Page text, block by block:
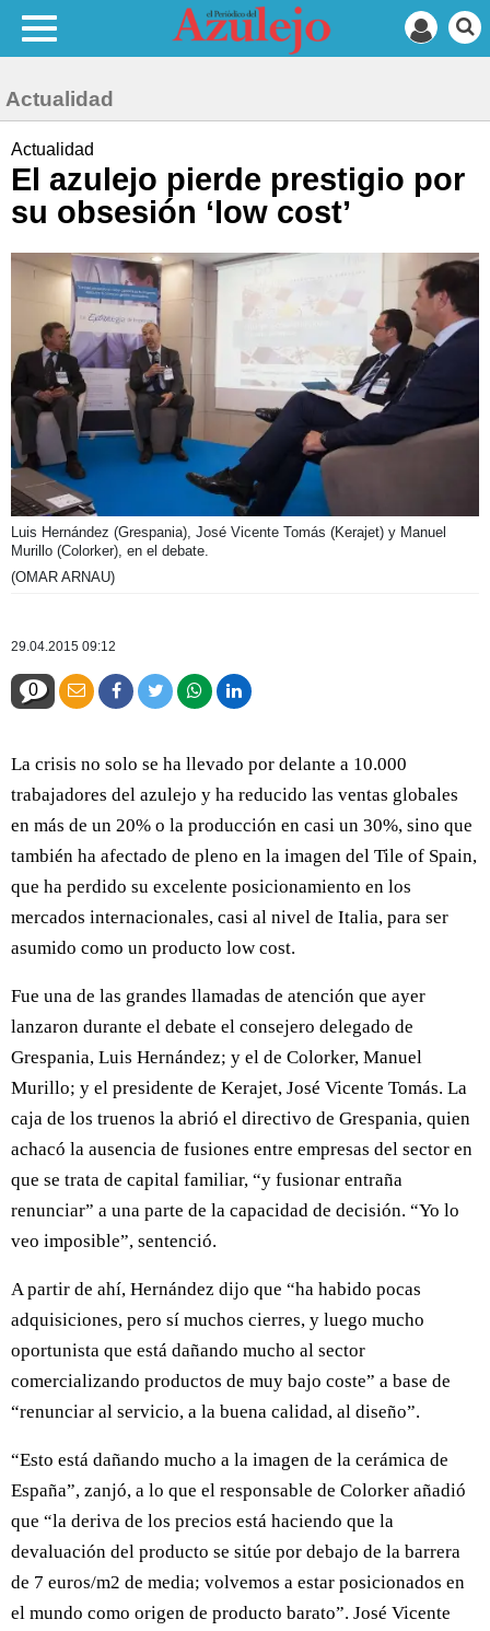
Actualidad
Actualidad
El azulejo pierde prestigio por
su obsesión ‘low cost’
Luis Hernández (Grespania), José Vicente Tomás (Kerajet) y Manuel
Murillo (Colorker), en el debate.
(OMAR ARNAU)
29.04.2015 09:12
0
La crisis no solo se ha llevado por delante a 10.000
trabajadores del azulejo y ha reducido las ventas globales
en más de un 20% o la producción en casi un 30%, sino que
también ha afectado de pleno en la imagen del Tile of Spain,
que ha perdido su excelente posicionamiento en los
mercados internacionales, casi al nivel de Italia, para ser
asumido como un producto low cost.
Fue una de las grandes llamadas de atención que ayer
lanzaron durante el debate el consejero delegado de
Grespania, Luis Hernández; y el de Colorker, Manuel
Murillo; y el presidente de Kerajet, José Vicente Tomás. La
caja de los truenos la abrió el directivo de Grespania, quien
achacó la ausencia de fusiones entre empresas del sector en
que se trata de capital familiar, “y fusionar entraña
renunciar” a una parte de la capacidad de decisión. “Yo lo
veo imposible”, sentenció.
A partir de ahí, Hernández dijo que “ha habido pocas
adquisiciones, pero sí muchos cierres, y luego mucho
oportunista que está dañando mucho al sector
comercializando productos de muy bajo coste” a base de
“renunciar al servicio, a la buena calidad, al diseño”.
“Esto está dañando mucho a la imagen de la cerámica de
España”, zanjó, a lo que el responsable de Colorker añadió
que “la deriva de los precios está haciendo que la
devaluación del producto se sitúe por debajo de la barrera
de 7 euros/m2 de media; volvemos a estar posicionados en
el mundo como origen de producto barato”. José Vicente